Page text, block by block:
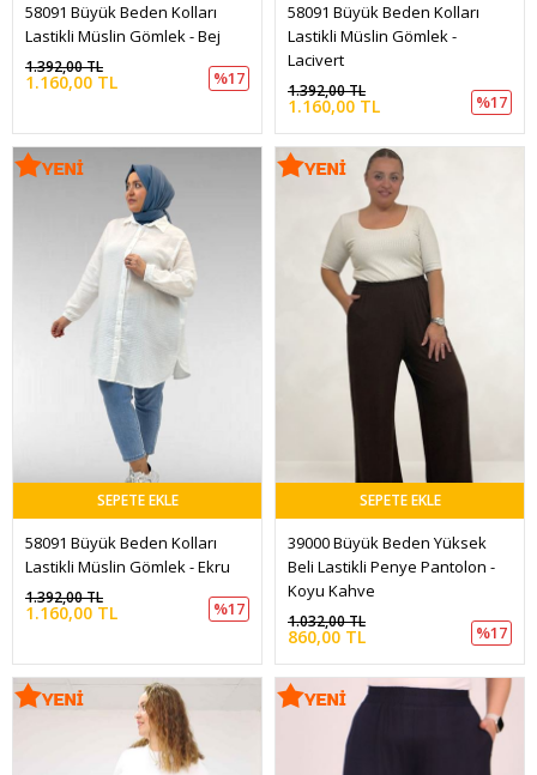
58091 Büyük Beden Kolları
Lastikli Müslin Gömlek - Bej
1.160,00 TL
1.392,00 TL
%17
58091 Büyük Beden Kolları
Lastikli Müslin Gömlek -
Lacivert
1.160,00 TL
1.392,00 TL
%17
SEPETE EKLE
58091 Büyük Beden Kolları
Lastikli Müslin Gömlek - Ekru
1.160,00 TL
1.392,00 TL
%17
SEPETE EKLE
39000 Büyük Beden Yüksek
Beli Lastikli Penye Pantolon -
Koyu Kahve
860,00 TL
1.032,00 TL
%17